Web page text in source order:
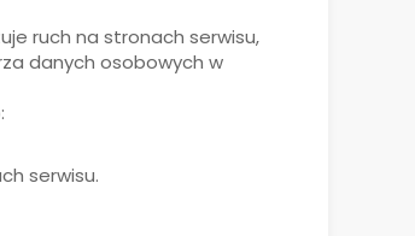
ruch na stronach serwisu,
danych osobowych w
serwisu.